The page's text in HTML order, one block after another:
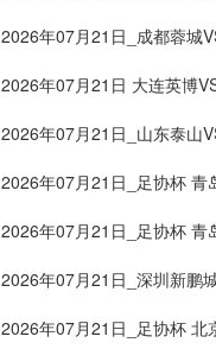
2026年07月21日_成都蓉城
2026年07月21日 大连英博
2026年07月21日_山东泰山
2026年07月21日_足协杯 青
2026年07月21日_足协杯 青
2026年07月21日_深圳新鹏
2026年07月21日_足协杯 北